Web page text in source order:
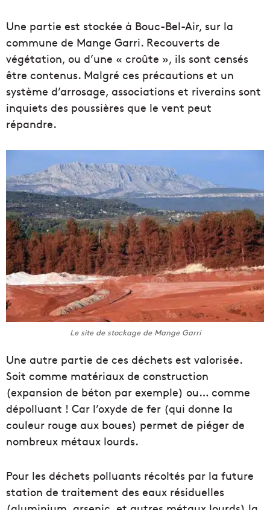
Une partie est stockée à Bouc-Bel-Air, sur la
commune de Mange Garri. Recouverts de
végétation, ou d’une « croûte », ils sont censés
être contenus. Malgré ces précautions et un
système d’arrosage, associations et riverains sont
inquiets des poussières que le vent peut
répandre.
Le site de stockage de Mange Garri
Une autre partie de ces déchets est valorisée.
Soit comme matériaux de construction
(expansion de béton par exemple) ou… comme
dépolluant ! Car l’oxyde de fer (qui donne la
couleur rouge aux boues) permet de piéger de
nombreux métaux lourds.
Pour les déchets polluants récoltés par la future
station de traitement des eaux résiduelles